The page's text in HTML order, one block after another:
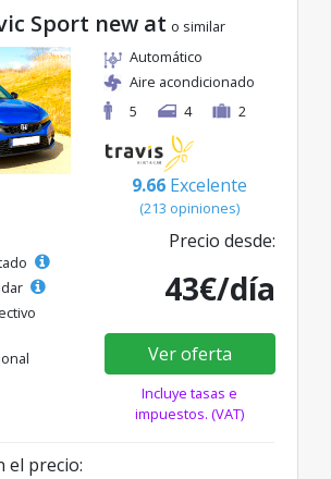
la categoría seleccionada, con
desde solo 24€/día.
Sport new at o similar
Automático
Aire acondicionado
5
4 2
9.66 Excelente
(213 opiniones)
Precio desde:
43€/día
Ver oferta
Incluye tasas e
impuestos. (VAT)
el precio: